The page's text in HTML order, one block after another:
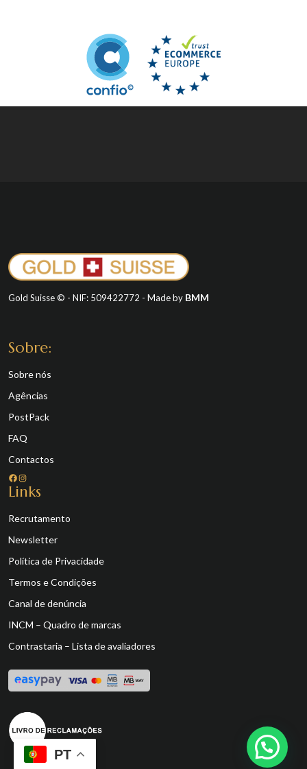
Gold Suisse © - NIF: 509422772 - Made by BMM
Sobre:
Sobre nós
Agências
PostPack
FAQ
Contactos
Facebook Instagram
Links
Recrutamento
Newsletter
Política de Privacidade
Termos e Condições
Canal de denúncia
INCM – Quadro de marcas
Contrastaria – Lista de avaliadores
PT